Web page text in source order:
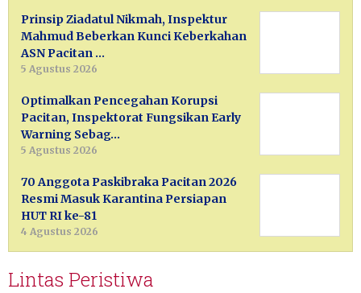
Prinsip Ziadatul Nikmah, Inspektur
Mahmud Beberkan Kunci Keberkahan
ASN Pacitan …
5 Agustus 2026
Optimalkan Pencegahan Korupsi
Pacitan, Inspektorat Fungsikan Early
Warning Sebag…
5 Agustus 2026
70 Anggota Paskibraka Pacitan 2026
Resmi Masuk Karantina Persiapan
HUT RI ke-81
4 Agustus 2026
Lintas Peristiwa